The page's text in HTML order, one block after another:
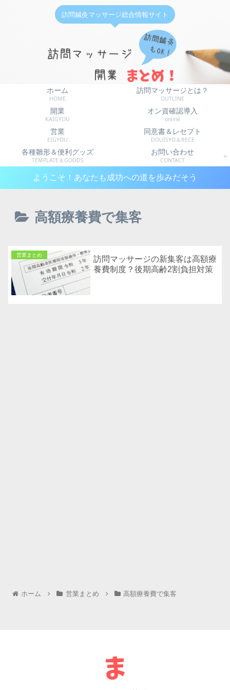
訪問鍼灸マッサージ総合情報サイト
ホーム
HOME
訪問マッサージとは？
OUTLINE
開業
KAIGYOU
オン資確認導入
online
営業
EIGYOU
同意書＆レセプト
DOUISYO＆RECE
各種雛形＆便利グッズ
TEMPLATE＆GOODS
お問い合わせ
CONTACT
ようこそ！あなたも成功への道を歩みだそう
高額療養費で集客
営業まとめ
訪問マッサージの新集客は高額療
養費制度？後期高齢2割負担対策
ホーム 営業まとめ 高額療養費で集客